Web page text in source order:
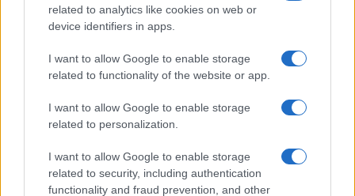
related to analytics like cookies on web or
device identifiers in apps.
I want to allow Google to enable storage
related to functionality of the website or app.
I want to allow Google to enable storage
related to personalization.
I want to allow Google to enable storage
related to security, including authentication
functionality and fraud prevention, and other